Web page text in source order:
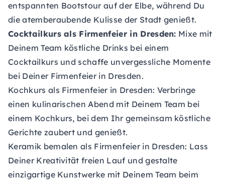
entspannten Bootstour auf der Elbe, während Du
die atemberaubende Kulisse der Stadt genießt.
Cocktailkurs als Firmenfeier in Dresden: Mixe mit
Deinem Team köstliche Drinks bei einem
Cocktailkurs und schaffe unvergessliche Momente
bei Deiner Firmenfeier in Dresden.
Kochkurs als Firmenfeier in Dresden: Verbringe
einen kulinarischen Abend mit Deinem Team bei
einem Kochkurs, bei dem Ihr gemeinsam köstliche
Gerichte zaubert und genießt.
Keramik bemalen als Firmenfeier in Dresden: Lass
Deiner Kreativität freien Lauf und gestalte
einzigartige Kunstwerke mit Deinem Team beim